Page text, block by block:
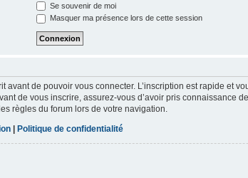
Se souvenir de moi
Masquer ma présence lors de cette session
avant de pouvoir vous connecter. L’inscription est rapide et
de vous inscrire, assurez-vous d’avoir pris connaissance
règles du forum lors de votre navigation.
Politique de confidentialité